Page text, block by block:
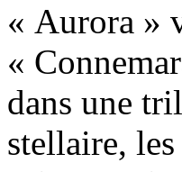
« Aurora »
«
dans une
stellaire,